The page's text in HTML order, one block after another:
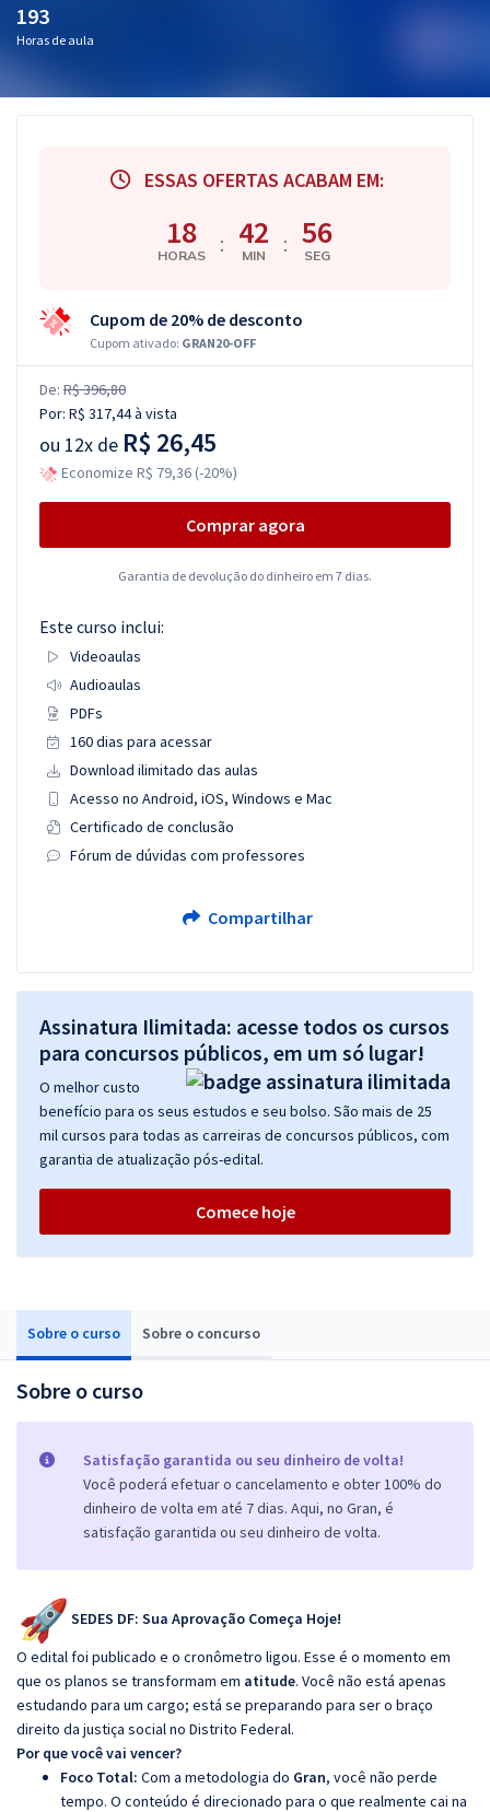
193
Horas de aula
Sobre o curso Sobre o concurso
Sobre o curso
Satisfação garantida ou seu dinheiro de volta!
Você poderá efetuar o cancelamento e obter 100% do
dinheiro de volta em até 7 dias. Aqui, no Gran, é
satisfação garantida ou seu dinheiro de volta.
SEDES DF: Sua Aprovação Começa Hoje!
O edital foi publicado e o cronômetro ligou. Esse é o momento em
que os planos se transformam em atitude. Você não está apenas
estudando para um cargo; está se preparando para ser o braço
direito da justiça social no Distrito Federal.
Por que você vai vencer?
Foco Total: Com a metodologia do Gran, você não perde
tempo. O conteúdo é direcionado para o que realmente cai na
ESSAS OFERTAS ACABAM EM:
18
HORAS : 42
MIN : 56
SEG
Cupom de 20% de desconto
Cupom ativado: GRAN20-OFF
De: R$ 396,80
Por: R$ 317,44à vista
ou 12x de R$ 26,45
Economize R$ 79,36 (-20%)
Comprar agora
Garantia de devolução do dinheiro em 7 dias.
Este curso inclui:
Videoaulas
Audioaulas
PDFs
160 dias para acessar
Download ilimitado das aulas
Acesso no Android, iOS, Windows e Mac
Certificado de conclusão
Fórum de dúvidas com professores
Compartilhar
Assinatura Ilimitada: acesse todos os cursos
para concursos públicos, em um só lugar!
O melhor custo
benefício para os seus estudos e seu bolso. São mais de 25
mil cursos para todas as carreiras de concursos públicos, com
garantia de atualização pós-edital.
Comece hoje